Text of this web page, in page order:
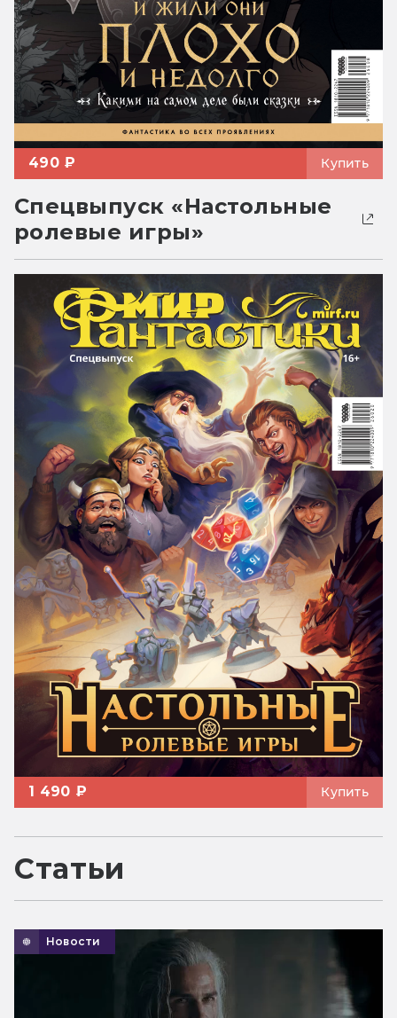
490 ₽ Купить
Спецвыпуск «Настольные
ролевые игры»
1 490 ₽ Купить
Статьи
Новости